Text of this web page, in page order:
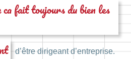
ca fait toujours du bien les
d’être dirigeant d’entreprise.